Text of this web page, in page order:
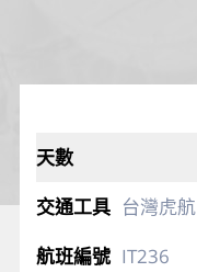
台灣虎航
IT236